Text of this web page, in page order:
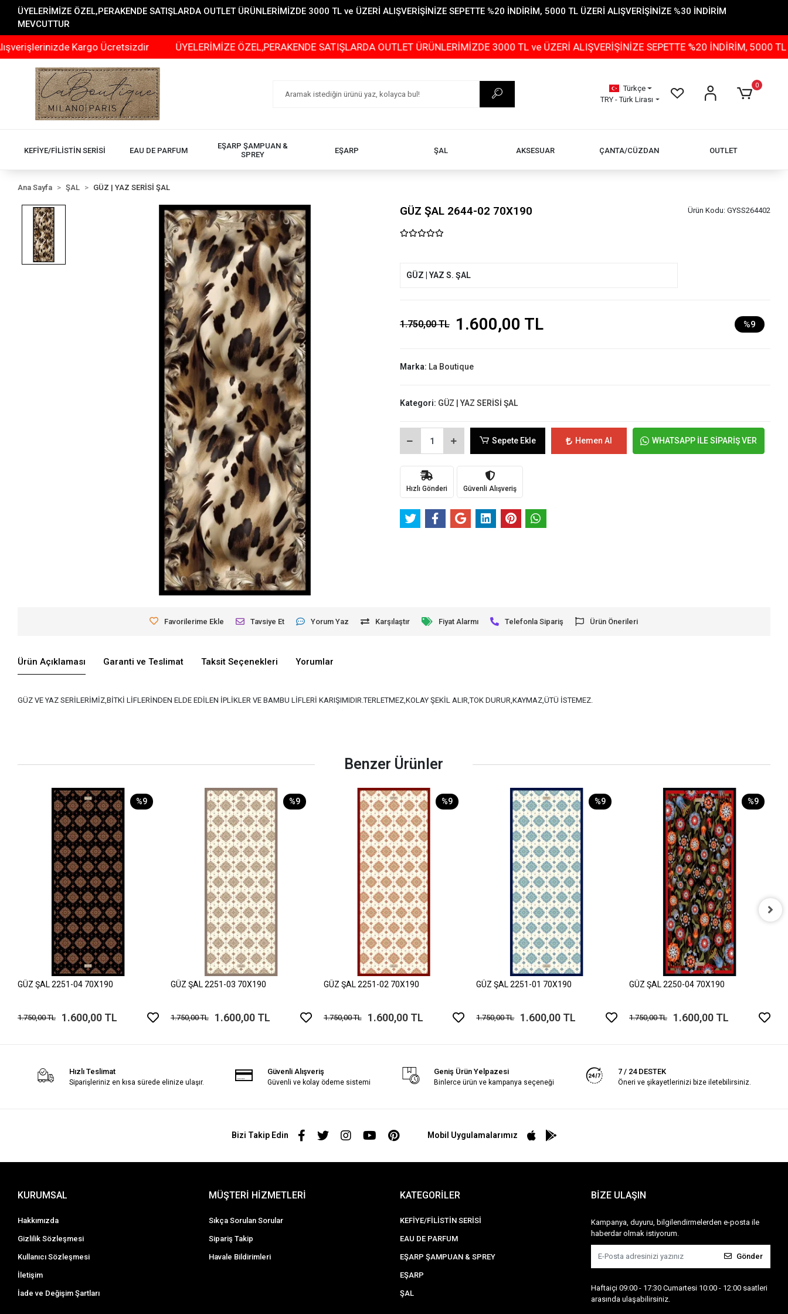
ÜYELERİMİZE ÖZEL,PERAKENDE SATIŞLARDA OUTLET ÜRÜNLERİMİZDE 3000 TL ve ÜZERİ ALIŞVERİŞİNİZE SEPETTE %20 İNDİRİM, 5000 TL ÜZERİ ALIŞVERİŞİNİZE %30 İNDİRİM
MEVCUTTUR
Kargo Ücretsizdir ÜYELERİMİZE ÖZEL,PERAKENDE SATIŞLARDA OUTLET ÜRÜNLERİMİZDE 3000 TL ve ÜZERİ ALIŞVERİŞİNİZE SEPETTE %20 İNDİRİM, 5000 TL
Türkçe
TRY - Türk Lirası
0
KEFİYE/FİLİSTİN SERİSİ EAU DE PARFUM
EŞARP ŞAMPUAN &
SPREY
EŞARP ŞAL AKSESUAR ÇANTA/CÜZDAN OUTLET
Ana Sayfa ŞAL GÜZ | YAZ SERİSİ ŞAL
GÜZ ŞAL 2644-02 70X190 Ürün Kodu: GYSS264402
GÜZ | YAZ S. ŞAL
1.750,00 TL 1.600,00 TL %9
Marka: La Boutique
Kategori: GÜZ | YAZ SERİSİ ŞAL
Sepete Ekle Hemen Al WHATSAPP İLE SİPARİŞ VER
Hızlı Gönderi Güvenli Alışveriş
Favorilerime Ekle Tavsiye Et Yorum Yaz Karşılaştır Fiyat Alarmı Telefonla Sipariş Ürün Önerileri
Ürün Açıklaması Garanti ve Teslimat Taksit Seçenekleri Yorumlar
GÜZ VE YAZ SERİLERİMİZ,BİTKİ LİFLERİNDEN ELDE EDİLEN İPLİKLER VE BAMBU LİFLERİ KARIŞIMIDIR.TERLETMEZ,KOLAY ŞEKİL ALIR,TOK DURUR,KAYMAZ,ÜTÜ İSTEMEZ.
Benzer Ürünler
%9
GÜZ ŞAL 2251-04 70X190
1.750,00 TL 1.600,00 TL
%9
GÜZ ŞAL 2251-03 70X190
1.750,00 TL 1.600,00 TL
%9
GÜZ ŞAL 2251-02 70X190
1.750,00 TL 1.600,00 TL
%9
GÜZ ŞAL 2251-01 70X190
1.750,00 TL 1.600,00 TL
%9
GÜZ ŞAL 2250-04 70X190
1.750,00 TL 1.600,00 TL
Hızlı Teslimat
Siparişleriniz en kısa sürede elinize ulaşır.
Güvenli Alışveriş
Güvenli ve kolay ödeme sistemi
Geniş Ürün Yelpazesi
Binlerce ürün ve kampanya seçeneği
7 / 24 DESTEK
Öneri ve şikayetlerinizi bize iletebilirsiniz.
Bizi Takip Edin Mobil Uygulamalarımız
KURUMSAL
Hakkımızda
Gizlilik Sözleşmesi
Kullanıcı Sözleşmesi
İletişim
İade ve Değişim Şartları
MÜŞTERİ HİZMETLERİ
Sıkça Sorulan Sorular
Sipariş Takip
Havale Bildirimleri
KATEGORİLER
KEFİYE/FİLİSTİN SERİSİ
EAU DE PARFUM
EŞARP ŞAMPUAN & SPREY
EŞARP
ŞAL
BİZE ULAŞIN
Kampanya, duyuru, bilgilendirmelerden e-posta ile
haberdar olmak istiyorum.
Gönder
Haftaiçi 09:00 - 17:30 Cumartesi 10:00 - 12:00 saatleri
arasında ulaşabilirsiniz.